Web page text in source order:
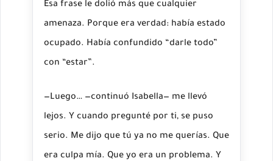
Esa frase le dolió más que cualquier
amenaza. Porque era verdad: había estado
ocupado. Había confundido “darle todo”
con “estar”.
—Luego… —continuó Isabella— me llevó
lejos. Y cuando pregunté por ti, se puso
serio. Me dijo que tú ya no me querías. Que
era culpa mía. Que yo era un problema. Y